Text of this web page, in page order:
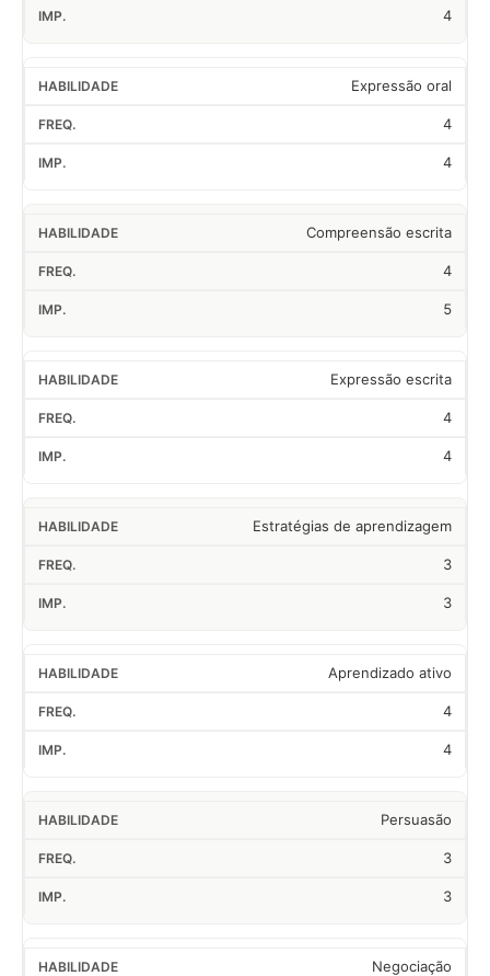
4
Expressão oral
4
4
Compreensão escrita
4
5
Expressão escrita
4
4
Estratégias de aprendizagem
3
3
Aprendizado ativo
4
4
Persuasão
3
3
Negociação